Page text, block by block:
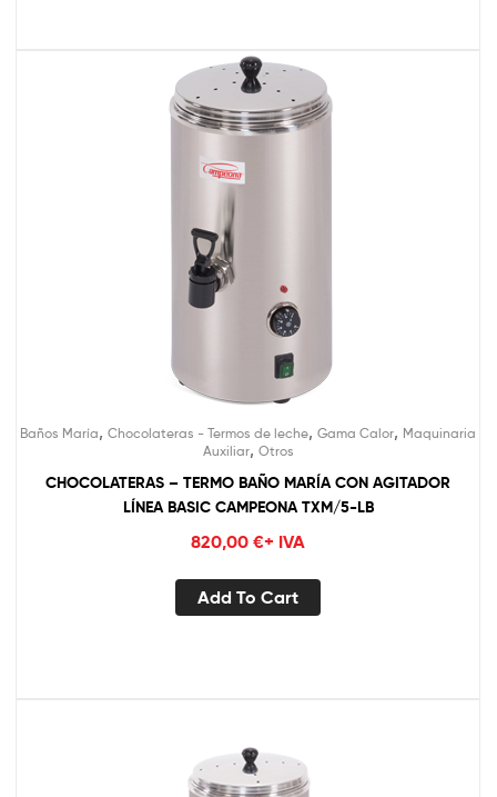
Baños María, Chocolateras - Termos de leche, Gama Calor, Maquinaria
Auxiliar, Otros
CHOCOLATERAS – TERMO BAÑO MARÍA CON AGITADOR
LÍNEA BASIC CAMPEONA TXM/5-LB
820,00 €+ IVA
Add To Cart